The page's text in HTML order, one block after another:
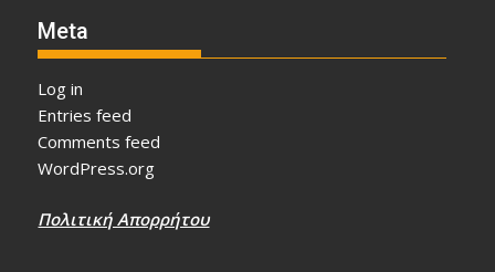
Meta
Log in
Entries feed
Comments feed
WordPress.org
Πολιτική Απορρήτου